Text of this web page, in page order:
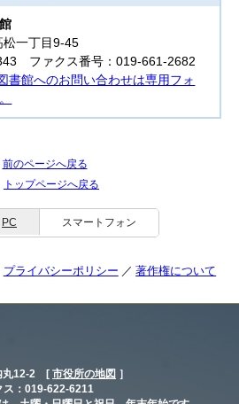
一丁目9-45
ファクス番号：019-661-2682
館へのお問い合わせは専用フォ
前のページへ戻る
トップページへ戻る
PC スマートフォン
プライバシーポリシー 著作権について
丸12-2 [ 市役所の地図 ］
：019-622-6211